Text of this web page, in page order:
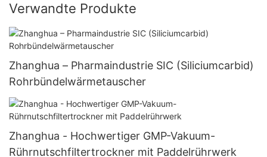
Verwandte Produkte
Zhanghua – Pharmaindustrie SIC (Siliciumcarbid)
Rohrbündelwärmetauscher
Zhanghua - Hochwertiger GMP-Vakuum-
Rührnutschfiltertrockner mit Paddelrührwerk